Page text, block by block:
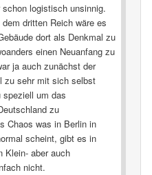
schon logistisch unsinnig.
dritten Reich wäre es
dort als Denkmal zu
einen Neuanfang zu
ja auch zunächst der
zu sehr mit sich selbst
um das
zu
Chaos was in Berlin in
scheint, gibt es in
Klein- aber auch
nicht.